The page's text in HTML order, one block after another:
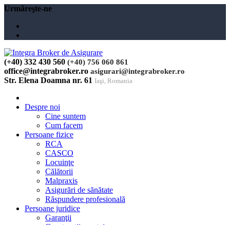
Urmăreşte-ne
(+40) 332 430 560 (+40) 756 060 861
office@integrabroker.ro asigurari@integrabroker.ro
Str. Elena Doamna nr. 61 Iaşi, Romania
Despre noi
Cine suntem
Cum facem
Persoane fizice
RCA
CASCO
Locuinţe
Călătorii
Malpraxis
Asigurări de sănătate
Răspundere profesională
Persoane juridice
Garanţii